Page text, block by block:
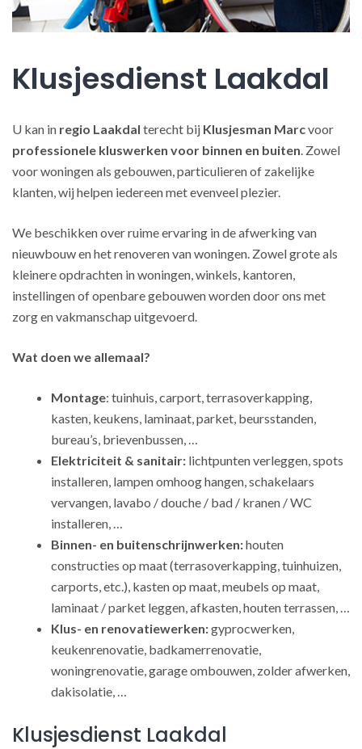
Klusjesdienst Laakdal
U kan in regio Laakdal terecht bij Klusjesman Marcvoor
professionele kluswerken voor binnen en buiten. Zowel
voor woningen als gebouwen, particulieren of zakelijke
klanten, wij helpen iedereen met evenveel plezier.
We beschikken over ruime ervaring in de afwerking van
nieuwbouw en het renoveren van woningen. Zowel grote als
kleinere opdrachten in woningen, winkels, kantoren,
instellingen of openbare gebouwen worden door ons met
zorg en vakmanschap uitgevoerd.
Wat doen we allemaal?
Montage: tuinhuis, carport, terrasoverkapping,
kasten, keukens, laminaat, parket, beursstanden,
bureau’s, brievenbussen, …
Elektriciteit & sanitair: lichtpunten verleggen, spots
installeren, lampen omhoog hangen, schakelaars
vervangen, lavabo / douche / bad / kranen / WC
installeren, …
Binnen- en buitenschrijnwerken:houten
constructies op maat (terrasoverkapping, tuinhuizen,
carports, etc.), kasten op maat, meubels op maat,
laminaat / parket leggen, afkasten, houten terrassen, …
Klus- en renovatiewerken:gyprocwerken,
keukenrenovatie, badkamerrenovatie,
woningrenovatie, garage ombouwen, zolder afwerken,
dakisolatie, …
Klusjesdienst Laakdal